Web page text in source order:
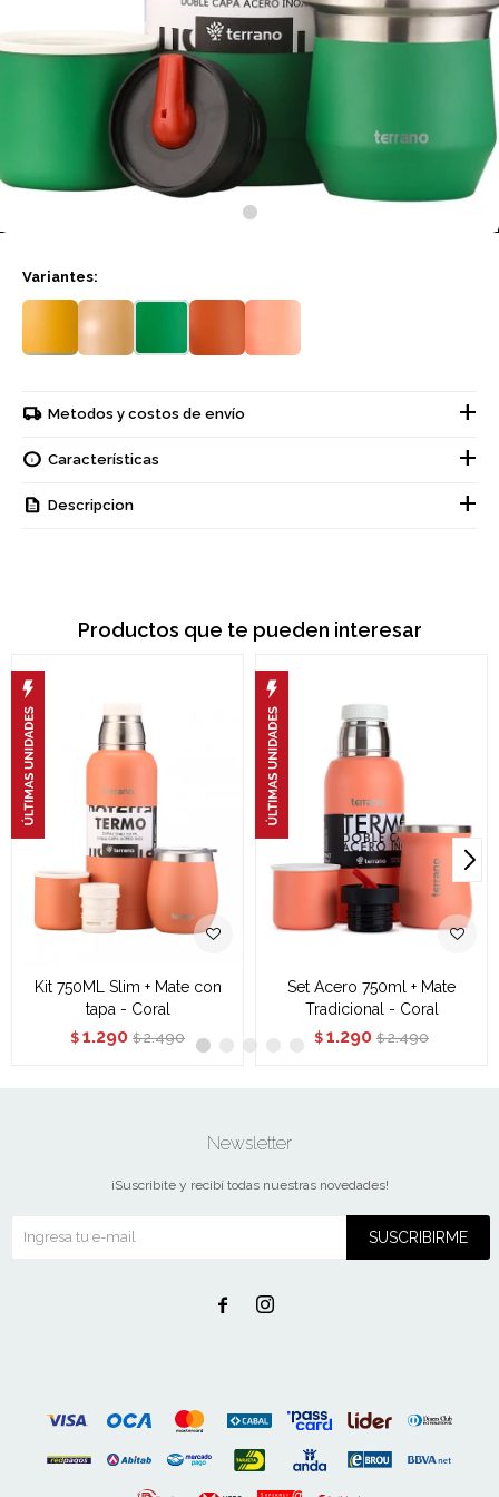
Variantes:
Metodos y costos de envío
Características
Descripcion
Productos que te pueden interesar
Kit 750ML Slim + Mate con
tapa - Coral
$ 1.290 $ 2.490
Set Acero 750ml + Mate
Tradicional - Coral
$ 1.290 $ 2.490
Newsletter
¡Suscribite y recibí todas nuestras novedades!
SUSCRIBIRME
 